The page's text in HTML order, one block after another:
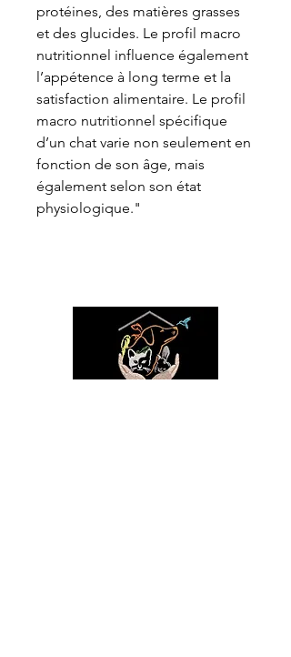
protéines, des matières grasses
et des glucides. Le profil macro
nutritionnel influence également
l’appétence à long terme et la
satisfaction alimentaire. Le profil
macro nutritionnel spécifique
d’un chat varie non seulement en
fonction de son âge, mais
également selon son état
physiologique."